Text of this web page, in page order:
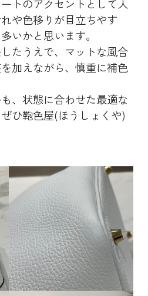
トのアクセントとして人
や色移りが目立ちやす
いかと思います。
たうえで、マットな風合
加えながら、慎重に補色
、状態に合わせた最適な
ひ鞄色屋(ほうしょくや)